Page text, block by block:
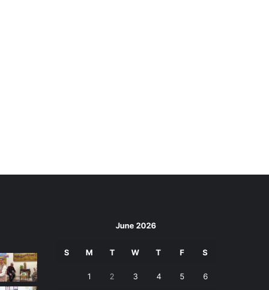
June 2026
S M T W T F S
1 2 3 4 5 6